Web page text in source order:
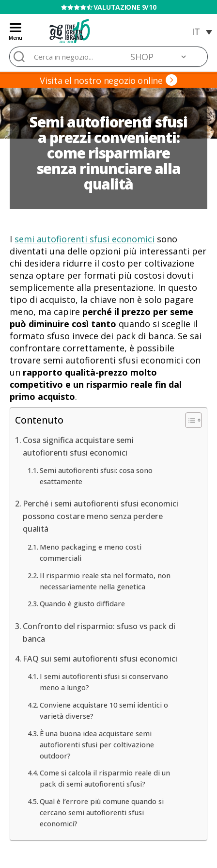
VENDITA VIETATA AI MINORI
Menu
Blog
de
Grow
Barato
Cerca:
Visita el nostro negozio online
Semi autofiorenti sfusi
a prezzi convenienti:
come risparmiare
senza rinunciare alla
qualità
I semi autofiorenti sfusi economici sono
diventati una delle opzioni più interessanti per
chi desidera ridurre il costo per coltivazione
senza optare per formati più costosi dovuti
semplicemente alla presentazione. In questo
tipo di acquisto, la chiave non è solo pagare
meno, ma capire perché il prezzo per seme
può diminuire così tanto quando si sceglie il
formato sfuso invece dei pack di banca. Se sai
confrontare correttamente, è possibile
trovare semi autofiorenti sfusi economici con
un rapporto qualità-prezzo molto
competitivo e un risparmio reale fin dal
primo acquisto.
Contenuto
Cosa significa acquistare semi
autofiorenti sfusi economici
Semi autofiorenti sfusi: cosa sono
esattamente
Perché i semi autofiorenti sfusi economici
possono costare meno senza perdere
qualità
Meno packaging e meno costi
commerciali
Il risparmio reale sta nel formato, non
necessariamente nella genetica
Quando è giusto diffidare
Confronto del risparmio: sfuso vs pack di
banca
FAQ sui semi autofiorenti sfusi economici
I semi autofiorenti sfusi si conservano
meno a lungo?
Conviene acquistare 10 semi identici o
varietà diverse?
È una buona idea acquistare semi
autofiorenti sfusi per coltivazione
outdoor?
Come si calcola il risparmio reale di un
pack di semi autofiorenti sfusi?
Qual è l’errore più comune quando si
cercano semi autofiorenti sfusi
economici?